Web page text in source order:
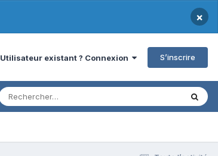
×
Utilisateur existant ? Connexion S’inscrire